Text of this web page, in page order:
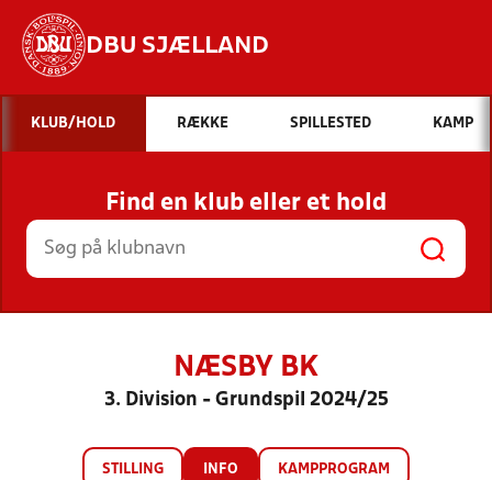
DBU SJÆLLAND
Hvad vil du søge efter?
INDHOLD OG NYHEDER
STILLINGER, RESULTATER, KLUBBER OG
HOLD
KLUB/HOLD RÆKKE SPILLESTED KAMP
Find en klub eller et hold
NÆSBY BK
3. Division - Grundspil 2024/25
STILLING INFO KAMPPROGRAM